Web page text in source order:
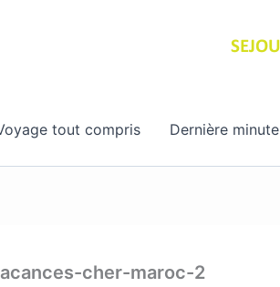
tout compris Dernière minute
cher-maroc-2